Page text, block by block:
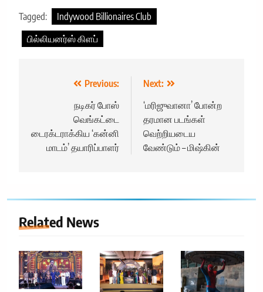
Tagged:
Indywood Billionaires Club
பில்லியனர்ஸ் கிளப்
navigation
Previous:
நடிகர் போஸ்
வெங்கட்டை
டைரக்டராக்கிய ‘கன்னி
மாடம்’ தயாரிப்பாளர்
Next:
‘மரிஜுவானா’ போன்ற
தரமான படங்கள்
வெற்றியடைய
வேண்டும் – மிஷ்கின்
Related News